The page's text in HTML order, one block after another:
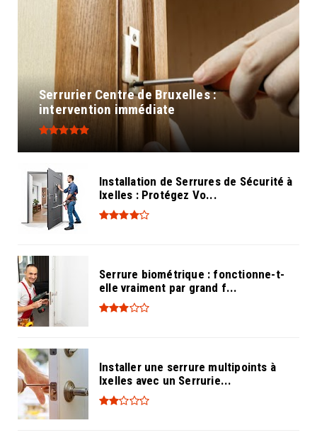
Serrurier Centre de Bruxelles :
intervention immédiate
Installation de Serrures de Sécurité à
Ixelles : Protégez Vo...
Serrure biométrique : fonctionne-t-
elle vraiment par grand f...
Installer une serrure multipoints à
Ixelles avec un Serrurie...